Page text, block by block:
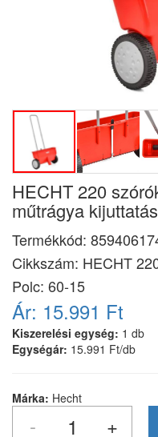
HECHT 220
műtrágya
Termékkód:
Cikkszám: HECHT
Polc: 60-15
Ár: 15.991 Ft
Kiszerelési egység: 1 db
Egységár: 15.991 Ft/db
Márka: Hecht